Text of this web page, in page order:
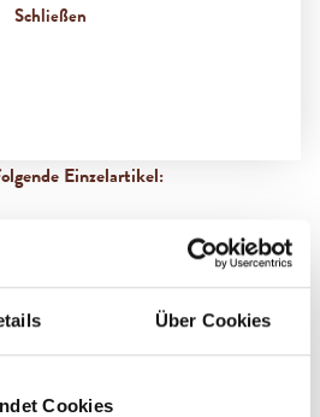
Über Cookies
Cookies
gewünschten Wert ein oder
Einzelartikel:
Schließen